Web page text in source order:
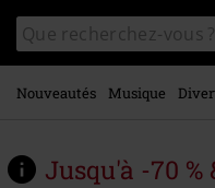
contenu
principal
Rechercher
sur
le
catalogue
Nouveautés Musique
Jusqu'à -70 %